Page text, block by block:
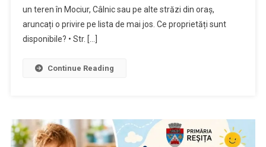
un teren în Mociur, Câlnic sau pe alte străzi din oraș,
aruncați o privire pe lista de mai jos. Ce proprietăți sunt
disponibile? • Str. […]
Continue Reading